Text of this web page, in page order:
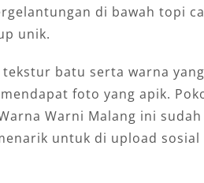
di bawah topi
unik.
batu serta warna
foto yang apik.
Warni Malang ini
untuk di upload sosial